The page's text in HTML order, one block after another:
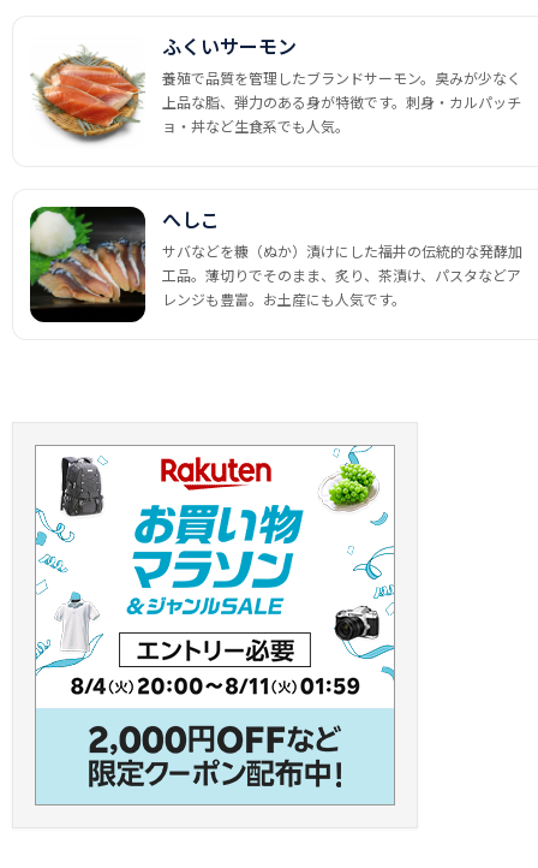
ふくいサーモン
養殖で品質を管理したブランドサーモン。臭みが少なく
上品な脂、弾力のある身が特徴です。刺身・カルパッチ
ョ・丼など生食系でも人気。
へしこ
サバなどを糠（ぬか）漬けにした福井の伝統的な発酵加
工品。薄切りでそのまま、炙り、茶漬け、パスタなどア
レンジも豊富。お土産にも人気です。